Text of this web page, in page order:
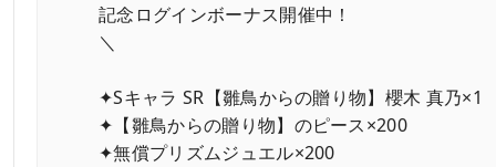
記念ログインボーナス開催中！
＼
✦Sキャラ SR【雛鳥からの贈り物】櫻木 真乃×1
✦【雛鳥からの贈り物】のピース×200
✦無償プリズムジュエル×200